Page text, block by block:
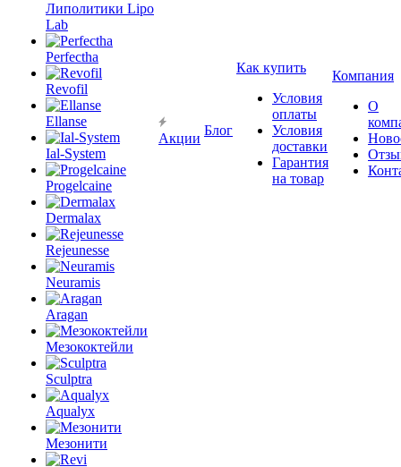
Липолитики Lipo
Lab
Perfectha
Revofil
Ellanse
Ial-System
Progelcaine
Dermalax
Rejeunesse
Neuramis
Aragan
Мезококтейли
Sculptra
Aqualyx
Мезонити
Акции
Блог
Как купить
Условия
оплаты
Условия
доставки
Гарантия
на товар
Компания
О